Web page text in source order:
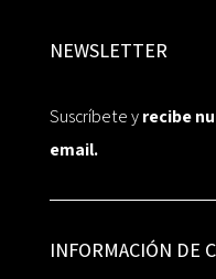
NEWSLETTER
Suscríbete yrecibe
email.
INFORMACIÓN DE